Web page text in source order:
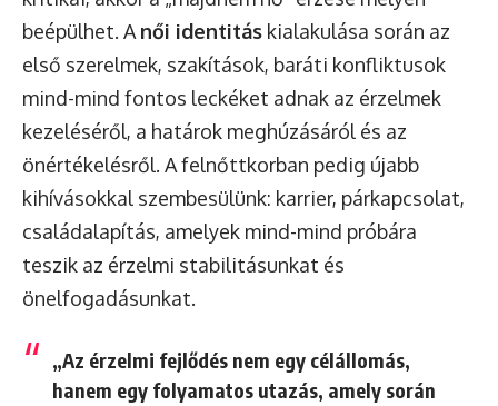
beépülhet. A női identitás kialakulása során az
első szerelmek, szakítások, baráti konfliktusok
mind-mind fontos leckéket adnak az érzelmek
kezeléséről, a határok meghúzásáról és az
önértékelésről. A felnőttkorban pedig újabb
kihívásokkal szembesülünk: karrier, párkapcsolat,
családalapítás, amelyek mind-mind próbára
teszik az érzelmi stabilitásunkat és
önelfogadásunkat.
„Az érzelmi fejlődés nem egy célállomás,
hanem egy folyamatos utazás, amely során